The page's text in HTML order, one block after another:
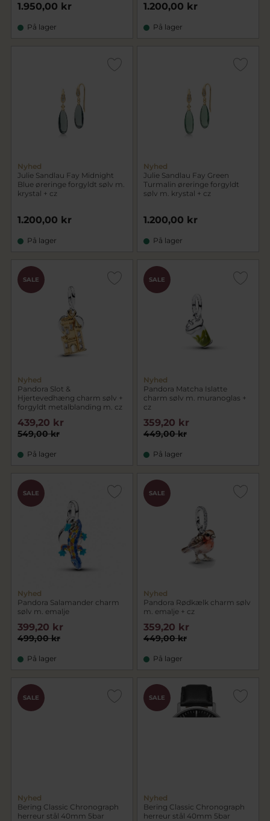
1.950,00 kr
På lager
1.200,00 kr
På lager
Nyhed
Julie Sandlau Fay Midnight
Blue øreringe forgyldt sølv m.
krystal + cz
1.200,00 kr
På lager
Nyhed
Julie Sandlau Fay Green
Turmalin øreringe forgyldt
sølv m. krystal + cz
1.200,00 kr
På lager
SALE
Nyhed
Pandora Slot &
Hjertevedhæng charm sølv +
forgyldt metalblanding m. cz
549,00 kr
439,20 kr
På lager
SALE
Nyhed
Pandora Matcha Islatte
charm sølv m. muranoglas +
cz
449,00 kr
359,20 kr
På lager
SALE
Nyhed
Pandora Salamander charm
sølv m. emalje
499,00 kr
399,20 kr
På lager
SALE
Nyhed
Pandora Rødkælk charm sølv
m. emalje + cz
449,00 kr
359,20 kr
På lager
SALE
Nyhed
Bering Classic Chronograph
herreur stål 40mm 5bar
SALE
Nyhed
Bering Classic Chronograph
herreur stål 40mm 5bar